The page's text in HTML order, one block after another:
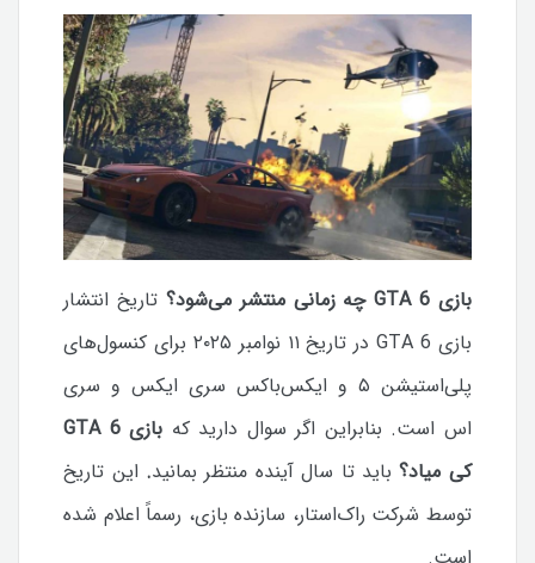
بازی GTA 6 چه زمانی منتشر می‌شود؟
تاریخ انتشار
بازی GTA 6 در تاریخ ۱۱ نوامبر ۲۰۲۵ برای کنسول‌های
پلی‌استیشن ۵ و ایکس‌باکس سری ایکس و سری
اس است. بنابراین اگر سوال دارید که
بازی GTA 6
کی میاد؟ باید تا سال آینده منتظر بمانید. این تاریخ
توسط شرکت راک‌استار، سازنده بازی، رسماً اعلام شده